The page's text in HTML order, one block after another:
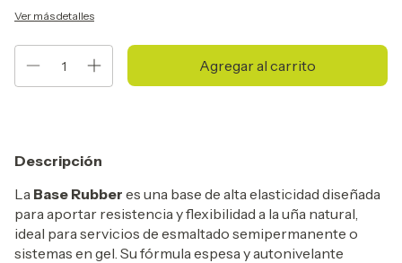
Ver más detalles
Descripción
La Base Rubber es una base de alta elasticidad diseñada
para aportar resistencia y flexibilidad a la uña natural,
ideal para servicios de esmaltado semipermanente o
sistemas en gel. Su fórmula espesa y autonivelante